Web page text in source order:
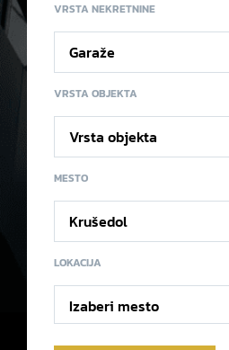
VRSTA NEKRETNINE
VRSTA OBJEKTA
MESTO
LOKACIJA
Izaberi mesto